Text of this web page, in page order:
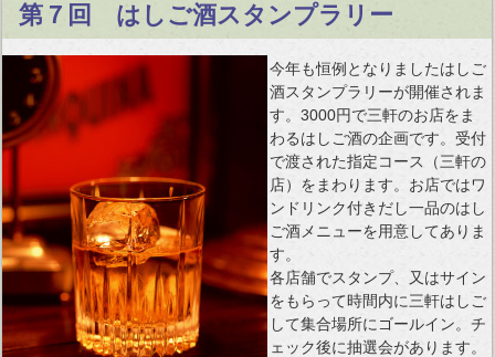
第７回 はしご酒スタンプラリー
今年も恒例となりましたはしご
酒スタンプラリーが開催されま
す。3000円で三軒のお店をま
わるはしご酒の企画です。受付
で渡された指定コース（三軒の
店）をまわります。お店ではワ
ンドリンク付きだし一品のはし
ご酒メニューを用意してありま
す。
各店舗でスタンプ、又はサイン
をもらって時間内に三軒はしご
して集合場所にゴールイン。チ
ェック後に抽選会があります。